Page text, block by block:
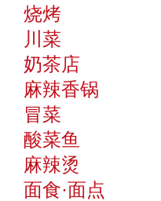
烧烤
川菜
奶茶店
麻辣香锅
冒菜
酸菜鱼
麻辣烫
面食·面点